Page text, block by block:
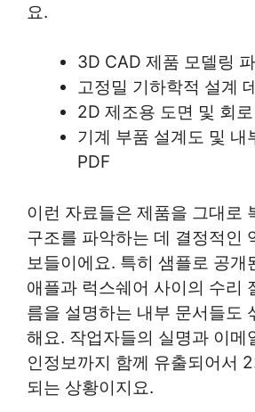
요.
3D CAD 제품 모델링
고정밀 기하학적 설계
2D 제조용 도면 및 회
기계 부품 설계도 및 내
PDF
이런 자료들은 제품을 그대로
구조를 파악하는 데 결정적인
보들이에요. 특히 샘플로 공개
애플과 럭스쉐어 사이의 수리
름을 설명하는 내부 문서들도
해요. 작업자들의 실명과 이메
인정보까지 함께 유출되어서
되는 상황이지요.